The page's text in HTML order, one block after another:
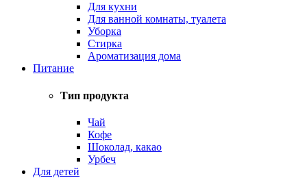
Для кухни
Для ванной комнаты, туалета
Уборка
Стирка
Ароматизация дома
Питание
Тип продукта
Чай
Кофе
Шоколад, какао
Урбеч
Для детей